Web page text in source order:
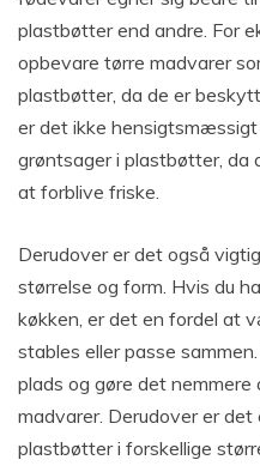
plastbøtter end andre. For
opbevare tørre madvarer
plastbøtter, da de er
er det ikke
grøntsager i plastbøtter, da
at forblive friske.
Derudover er det også
størrelse og form. Hvis du
køkken, er det en fordel at
stables eller passe
plads og gøre det
madvarer. Derudover er
plastbøtter i forskellige